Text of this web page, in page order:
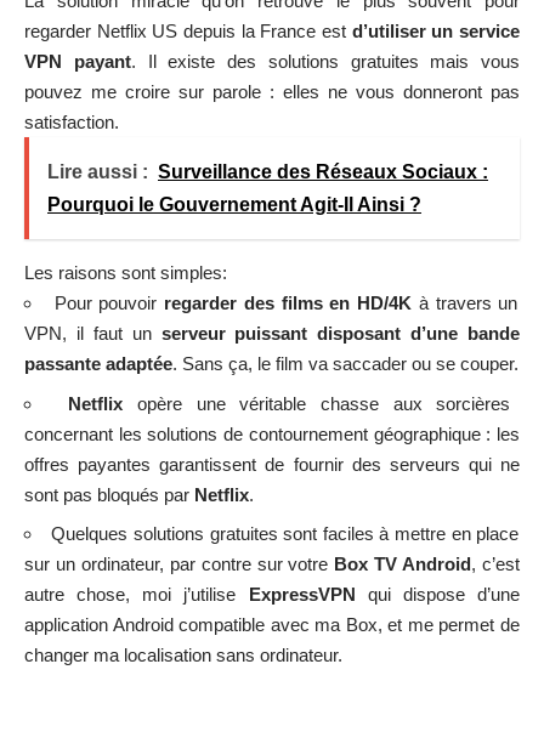
regarder Netflix US depuis la France est d’utiliser un service
VPN payant. Il existe des solutions gratuites mais vous
pouvez me croire sur parole : elles ne vous donneront pas
satisfaction.
Lire aussi : Surveillance des Réseaux Sociaux :
Pourquoi le Gouvernement Agit-Il Ainsi ?
Les raisons sont simples:
Pour pouvoir regarder des films en HD/4K à travers un
VPN, il faut un serveur puissant disposant d’une bande
passante adaptée. Sans ça, le film va saccader ou se couper.
Netflix opère une véritable chasse aux sorcières
concernant les solutions de contournement géographique : les
offres payantes garantissent de fournir des serveurs qui ne
sont pas bloqués par Netflix.
Quelques solutions gratuites sont faciles à mettre en place
sur un ordinateur, par contre sur votre Box TV Android, c’est
autre chose, moi j’utilise ExpressVPN qui dispose d’une
application Android compatible avec ma Box, et me permet de
changer ma localisation sans ordinateur.